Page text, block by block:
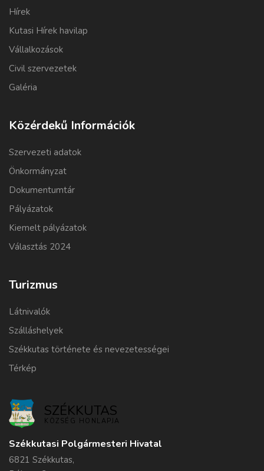
Hírek
Kutasi Hírek havilap
Vállalkozások
Civil szervezetek
Galéria
Közérdekű Információk
Szervezeti adatok
Önkormányzat
Dokumentumtár
Pályázatok
Kiemelt pályázatok
Választás 2024
Turizmus
Látnivalók
Szálláshelyek
Székkutas története és nevezetességei
Térkép
SZÉKKUTAS
KÖZSÉG HONLAPJA
Székkutasi Polgármesteri Hivatal
6821 Székkutas,